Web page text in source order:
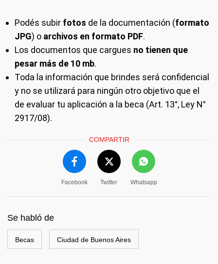
Podés subir fotos de la documentación (formato
JPG) o archivos en formato PDF.
Los documentos que cargues no tienen que
pesar más de 10 mb.
Toda la información que brindes será confidencial
y no se utilizará para ningún otro objetivo que el
de evaluar tu aplicación a la beca (Art. 13°, Ley N°
2917/08).
COMPARTIR
Facebook Twitter Whatsapp
Se habló de
Becas Ciudad de Buenos Aires